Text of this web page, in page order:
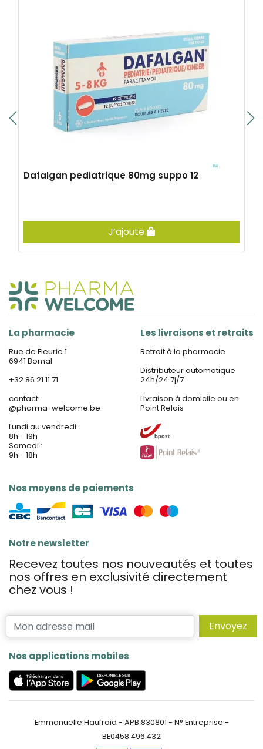
Dafalgan pediatrique 80mg suppo 12
J’ajoute
La pharmacie
Rue de Fleurie 1
6941 Bomal
+32 86 21 11 71
contact
@pharma-welcome.be
Lundi au vendredi :
8h - 19h
Samedi :
9h - 18h
Nos moyens de paiements
Les livraisons et retraits
Retrait à la pharmacie
Distributeur automatique
24h/24 7j/7
Livraison à domicile ou en
Point Relais
Notre newsletter
Recevez toutes nos nouveautés et toutes
nos offres en exclusivité directement
chez vous !
Envoyez
Nos applications mobiles
Emmanuelle Haufroid - APB 830801 - N° Entreprise -
BE0458.496.432